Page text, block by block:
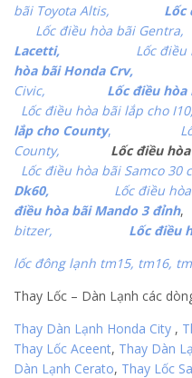
bãi Toyota Altis,
Lốc
Lốc điều hòa bãi Gentra,
Lacetti,
Lốc điều
hòa bãi Honda Crv,
Civic,
Lốc điều
Lốc điều hòa bãi lắp cho I10,
lắp cho County,
County,
Lốc điều
Lốc điều hòa bãi Samco 30
Dk60,
Lốc điều
điều hòa bãi Mando 3 đỉnh
bitzer,
Lốc điều
lốc đông lạnh tm15, tm16,
Thay Lốc – Dàn Lạnh các
Thay Dàn Lạnh Honda City ,
Thay Lốc Aceent, Thay Dàn
Dàn Lạnh Cerato, Thay Lốc